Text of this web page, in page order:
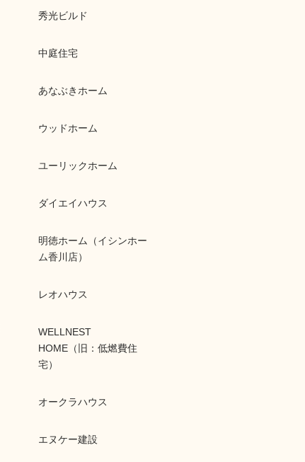
秀光ビルド
中庭住宅
あなぶきホーム
ウッドホーム
ユーリックホーム
ダイエイハウス
明徳ホーム（イシンホー
ム香川店）
レオハウス
WELLNEST
HOME（旧：低燃費住
宅）
オークラハウス
エヌケー建設